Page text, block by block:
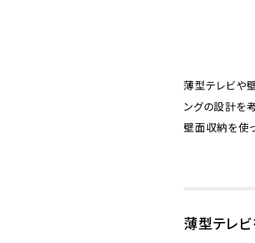
薄型テレビや
ングの設計を
壁面収納を使
薄型テレビ